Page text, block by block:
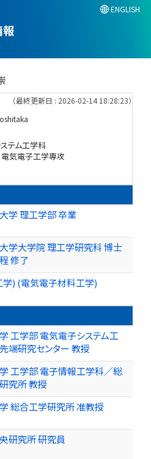
報
ENGLISH
（最終更新日 : 2026-02-14 18:28:23）
テム工学科
気電子工学専攻
学 理工学部 卒業
学大学院 理工学研究科 博士
修了
) (電気電子材料工学)
工学部 電気電子システム工
端研究センター 教授
工学部 電子情報工学科／総
究所 教授
総合工学研究所 准教授
研究所 研究員